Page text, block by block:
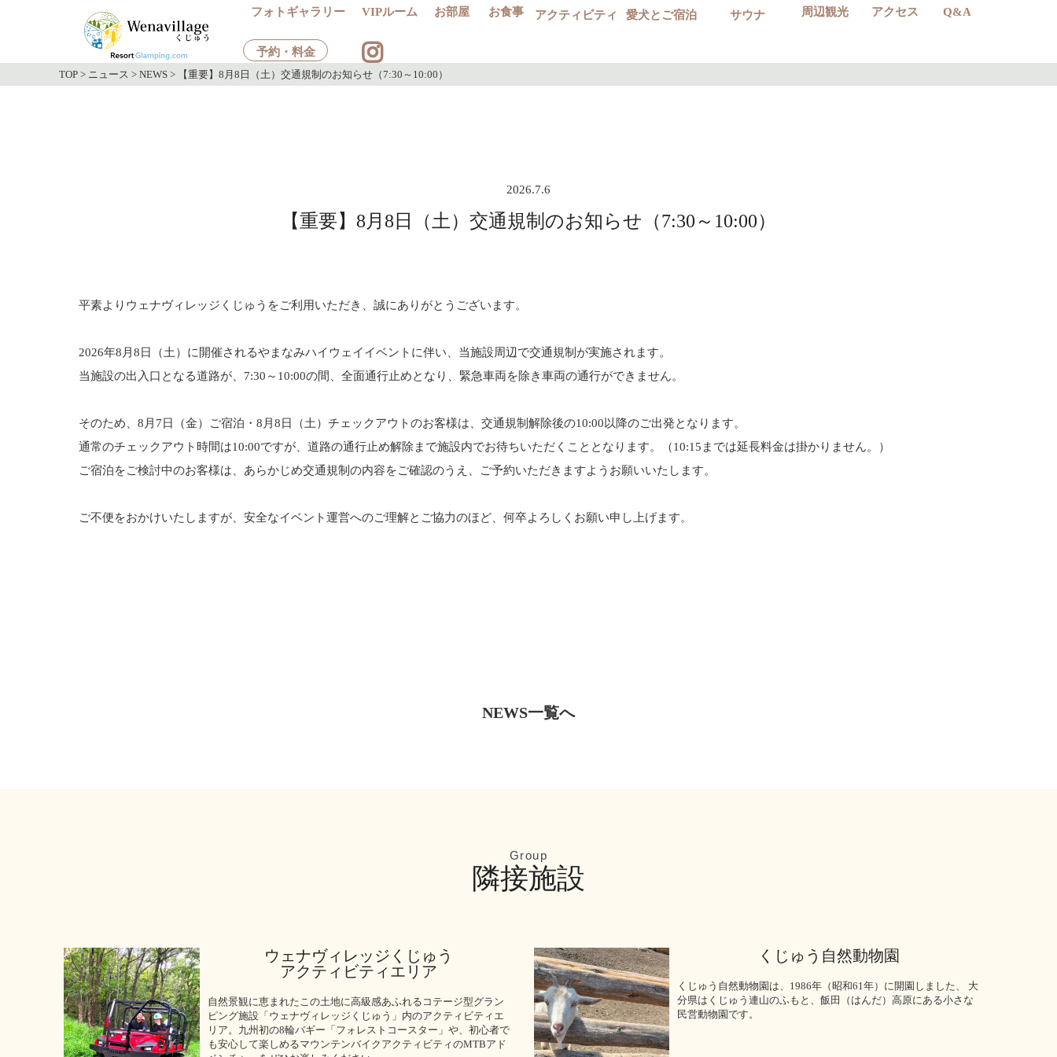
フォトギャラリー VIPルーム お部屋 お食事 アクティビティ 愛犬とご宿泊 サウナ 周辺観光 アクセス Q&A
予約・料金
TOP> ニュース > NEWS> 【重要】8月8日（土）交通規制のお知らせ（7:30～10:00）
2026.7.6
【重要】8月8日（土）交通規制のお知らせ（7:30～10:00）
平素よりウェナヴィレッジくじゅうをご利用いただき、誠にありがとうございます。
2026年8月8日（土）に開催されるやまなみハイウェイイベントに伴い、当施設周辺で交通規制が実施されます。
当施設の出入口となる道路が、7:30～10:00の間、全面通行止めとなり、緊急車両を除き車両の通行ができません。
そのため、8月7日（金）ご宿泊・8月8日（土）チェックアウトのお客様は、交通規制解除後の10:00以降のご出発となります。
通常のチェックアウト時間は10:00ですが、道路の通行止め解除まで施設内でお待ちいただくこととなります。（10:15までは延長料金は掛かりません。）
ご宿泊をご検討中のお客様は、あらかじめ交通規制の内容をご確認のうえ、ご予約いただきますようお願いいたします。
ご不便をおかけいたしますが、安全なイベント運営へのご理解とご協力のほど、何卒よろしくお願い申し上げます。
NEWS一覧へ
Group
隣接施設
ウェナヴィレッジくじゅう
アクティビティエリア
自然景観に恵まれたこの土地に高級感あふれるコテージ型グラン
ピング施設「ウェナヴィレッジくじゅう」内のアクティビティエ
リア。九州初の8輪バギー「フォレストコースター」や、初心者で
も安心して楽しめるマウンテンバイクアクティビティのMTBアド
くじゅう自然動物園
くじゅう自然動物園は、1986年（昭和61年）に開園しました、 大
分県はくじゅう連山のふもと、飯田（はんだ）高原にある小さな
民営動物園です。